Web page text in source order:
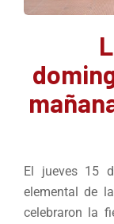
El jueves 15
elemental de
celebraron la